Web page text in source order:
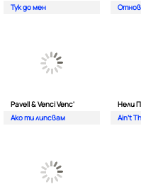
Тук до мен
Pavell & Venci Venc'
Ако ти липсвам
Нели
Ain't